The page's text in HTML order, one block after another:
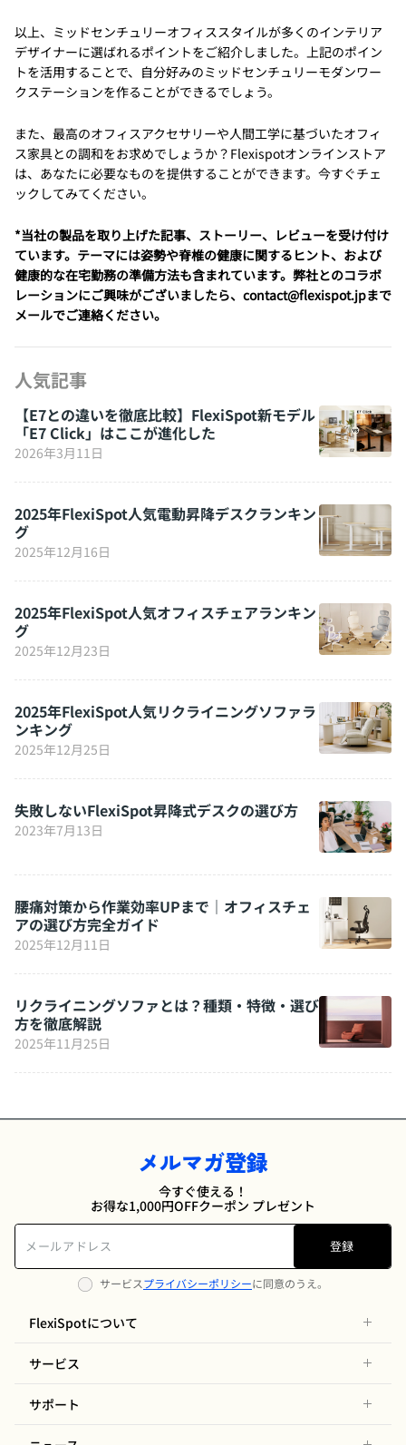
以上、ミッドセンチュリーオフィススタイルが多くのインテリア
デザイナーに選ばれるポイントをご紹介しました。上記のポイン
トを活用することで、自分好みのミッドセンチュリーモダンワー
クステーションを作ることができるでしょう。
また、最高のオフィスアクセサリーや人間工学に基づいたオフィ
ス家具との調和をお求めでしょうか？Flexispotオンラインストア
は、あなたに必要なものを提供することができます。今すぐチェ
ックしてみてください。
*当社の製品を取り上げた記事、ストーリー、レビューを受け付け
ています。テーマには姿勢や脊椎の健康に関するヒント、および
健康的な在宅勤務の準備方法も含まれています。弊社とのコラボ
レーションにご興味がございましたら、contact@flexispot.jpまで
メールでご連絡ください。
人気記事
【E7との違いを徹底比較】FlexiSpot新モデル
「E7 Click」はここが進化した
2026年3月11日
2025年FlexiSpot人気電動昇降デスクランキン
グ
2025年12月16日
2025年FlexiSpot人気オフィスチェアランキン
グ
2025年12月23日
2025年FlexiSpot人気リクライニングソファラ
ンキング
2025年12月25日
失敗しないFlexiSpot昇降式デスクの選び方
2023年7月13日
腰痛対策から作業効率UPまで｜オフィスチェ
アの選び方完全ガイド
2025年12月11日
リクライニングソファとは？種類・特徴・選び
方を徹底解説
2025年11月25日
メルマガ登録
今すぐ使える！
お得な1,000円OFFクーポン プレゼント
登録
サービスプライバシーポリシーに同意のうえ。
FlexiSpotについて
サービス
サポート